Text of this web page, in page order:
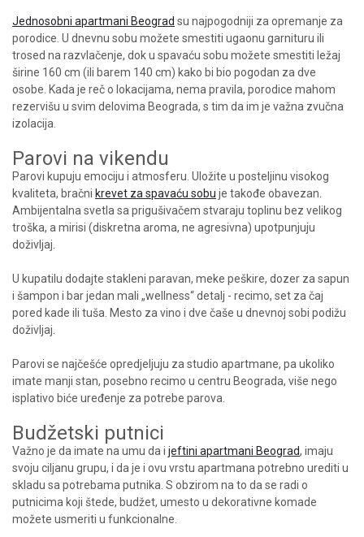
Jednosobni apartmani Beograd su najpogodniji za opremanje za
porodice. U dnevnu sobu možete smestiti ugaonu garnituru ili
trosed na razvlačenje, dok u spavaću sobu možete smestiti ležaj
širine 160 cm (ili barem 140 cm) kako bi bio pogodan za dve
osobe. Kada je reč o lokacijama, nema pravila, porodice mahom
rezervišu u svim delovima Beograda, s tim da im je važna zvučna
izolacija.
Parovi na vikendu
Parovi kupuju emociju i atmosferu. Uložite u posteljinu visokog
kvaliteta, bračni krevet za spavaću sobu je takođe obavezan.
Ambijentalna svetla sa prigušivačem stvaraju toplinu bez velikog
troška, a mirisi (diskretna aroma, ne agresivna) upotpunjuju
doživljaj.
U kupatilu dodajte stakleni paravan, meke peškire, dozer za sapun
i šampon i bar jedan mali „wellness“ detalj - recimo, set za čaj
pored kade ili tuša. Mesto za vino i dve čaše u dnevnoj sobi podižu
doživljaj.
Parovi se najčešće opredjeljuju za studio apartmane, pa ukoliko
imate manji stan, posebno recimo u centru Beograda, više nego
isplativo biće uređenje za potrebe parova.
Budžetski putnici
Važno je da imate na umu da i jeftini apartmani Beograd, imaju
svoju ciljanu grupu, i da je i ovu vrstu apartmana potrebno urediti u
skladu sa potrebama putnika. S obzirom na to da se radi o
putnicima koji štede, budžet, umesto u dekorativne komade
možete usmeriti u funkcionalne.